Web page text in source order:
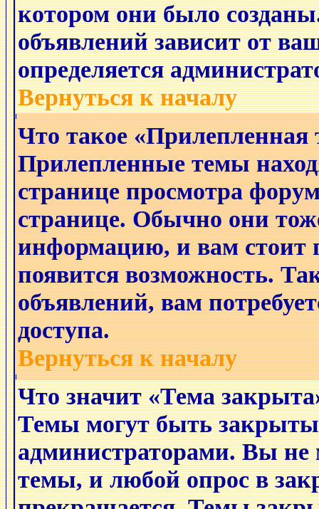
котором они было
объявлений зависит от
определяется
Вернуться к началу
Что такое «Прилепленная
Прилепленные темы
странице просмотра
странице. Обычно они
информацию, и вам стоит
появится возможность.
объявлений, вам
доступа.
Вернуться к началу
Что значит «Тема
Темы могут быть
администраторами. Вы не
темы, и любой опрос в